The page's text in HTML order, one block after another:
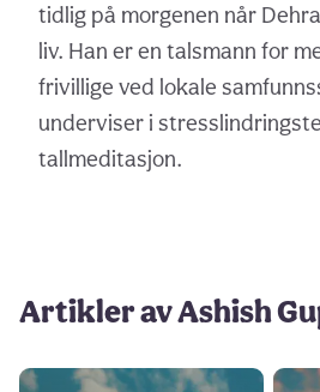
tidlig på morgenen når
liv. Han er en talsmann for
frivillige ved lokale
underviser i
tallmeditasjon.
Artikler av Ashish